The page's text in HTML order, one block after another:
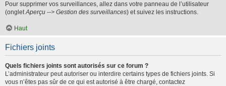
Pour supprimer vos surveillances, allez dans votre panneau de l’utilisateur
(ongletAperçu --> Gestion des surveillances) et suivez les instructions.
Haut
Fichiers joints
Quels fichiers joints sont autorisés sur ce forum ?
L’administrateur peut autoriser ou interdire certains types de fichiers joints. Si
vous n’êtes pas sûr de ce qui est autorisé à être chargé, contactez